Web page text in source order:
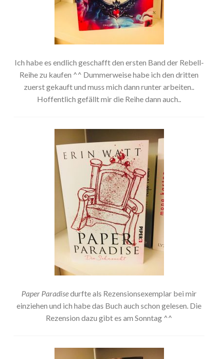
Ich habe es endlich geschafft den ersten Band der Rebell-
Reihe zu kaufen ^^ Dummerweise habe ich den dritten
zuerst gekauft und muss mich dann runter arbeiten..
Hoffentlich gefällt mir die Reihe dann auch..
Paper Paradisedurfte als Rezensionsexemplar bei mir
einziehen und ich habe das Buch auch schon gelesen. Die
Rezension dazu gibt es am Sonntag ^^